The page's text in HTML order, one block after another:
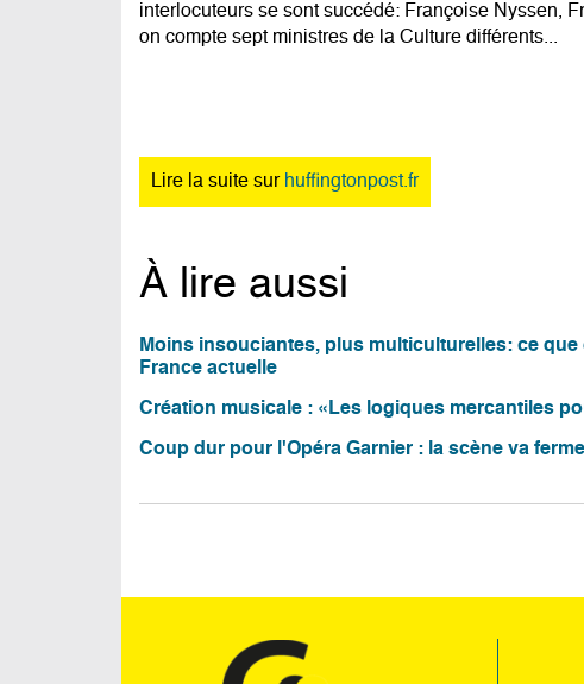
interlocuteurs se sont succédé: Françoise Nyssen,
on compte sept ministres de la Culture différents...
Lire la suite sur huffingtonpost.fr
À lire aussi
Moins insouciantes, plus multiculturelles: ce
France actuelle
Création musicale : «Les logiques mercantiles
Coup dur pour l'Opéra Garnier : la scène va